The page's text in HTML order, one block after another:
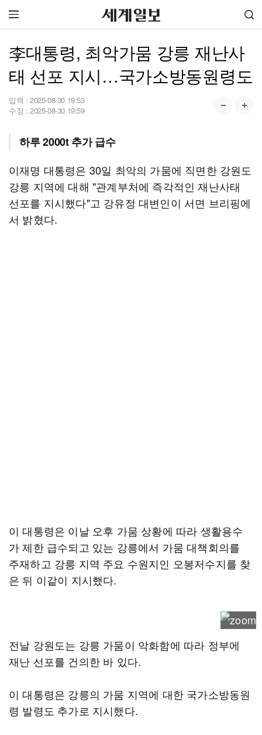
李대통령, 최악가뭄 강릉 재난사
태 선포 지시…국가소방동원령도
입력 : 2025-08-30 19:53
수정 : 2025-08-30 19:59
하루 2000t 추가 급수
이재명 대통령은 30일 최악의 가뭄에 직면한 강원도
강릉 지역에 대해 "관계부처에 즉각적인 재난사태
선포를 지시했다"고 강유정 대변인이 서면 브리핑에
서 밝혔다.
이 대통령은 이날 오후 가뭄 상황에 따라 생활용수
가 제한 급수되고 있는 강릉에서 가뭄 대책회의를
주재하고 강릉 지역 주요 수원지인 오봉저수지를 찾
은 뒤 이같이 지시했다.
전날 강원도는 강릉 가뭄이 악화함에 따라 정부에
재난 선포를 건의한 바 있다.
이 대통령은 강릉의 가뭄 지역에 대한 국가소방동원
령 발령도 추가로 지시했다.